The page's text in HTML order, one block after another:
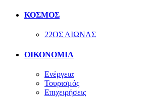
ΚΟΣΜΟΣ
22ΟΣ ΑΙΩΝΑΣ
ΟΙΚΟΝΟΜΙΑ
Ενέργεια
Τουρισμός
Επιχειρήσεις